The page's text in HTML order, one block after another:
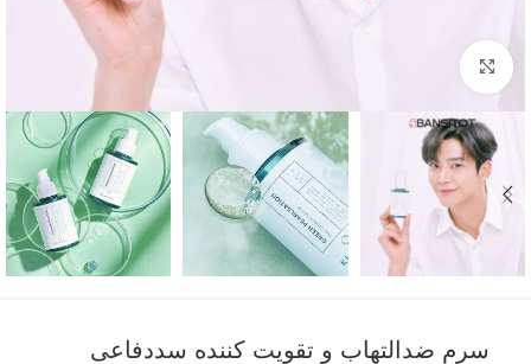
سرم ضدالتهاب و تقویت کننده سددفاعی